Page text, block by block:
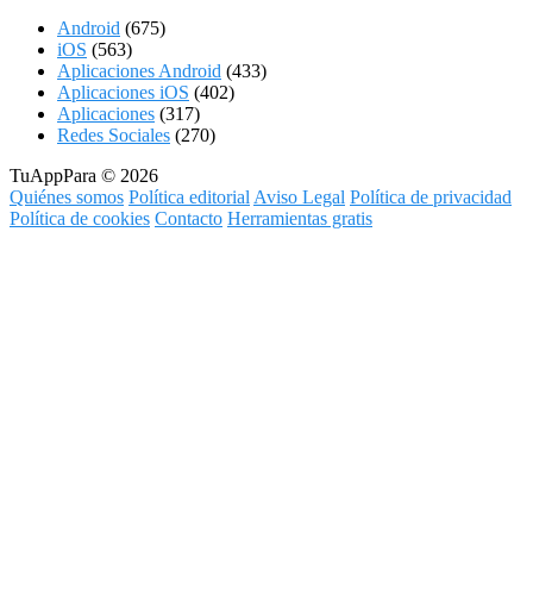
Android (675)
iOS (563)
Aplicaciones Android (433)
Aplicaciones iOS (402)
Aplicaciones (317)
Redes Sociales (270)
TuAppPara © 2026
Quiénes somos Política editorial Aviso Legal Política de privacidad
Política de cookies Contacto Herramientas gratis